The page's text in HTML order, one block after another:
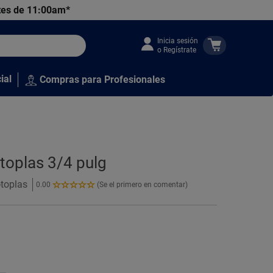
de 11:00am*
Inicia sesión
o Regístrate
Compras para Profesionales
3/4 pulg
0.00
0.00
(Se el primero en comentar)